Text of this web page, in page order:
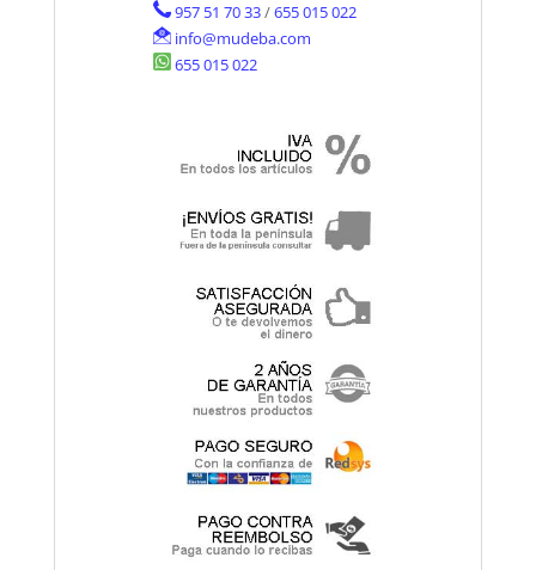
957 51 70 33/655 015 022
info@mudeba.com
655 015 022